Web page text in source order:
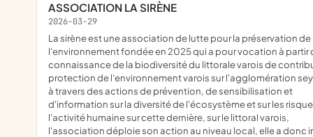
ASSOCIATION LA SIRÈNE
2026-03-29
la sirène est une association de lutte pour la préservation de
l'environnement fondée en 2025 qui a pour vocation à partir
connaissance de la biodiversité du littorale varois de
protection de l'environnement varois sur l'agglomération
à travers des actions de prévention, de sensibilisation et
d'information sur la diversité de l'écosystème et sur les
l'activité humaine sur cette dernière, sur le littoral varois,
l'association déploie son action au niveau local, elle a donc